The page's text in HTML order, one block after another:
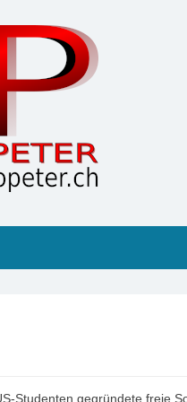
Studenten gegründete freie